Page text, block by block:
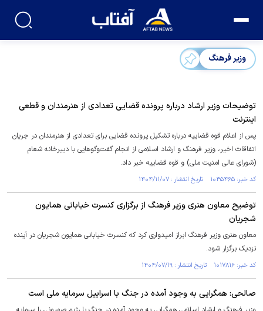
وزیر فرهنگ
توضیحات وزیر ارشاد درباره پرونده قضایی تعدادی از هنرمندان و قطعی
اینترنت
پس از اعلام قوه قضاییه درباره تشکیل پرونده قضایی برای تعدادی از هنرمندان در جریان
اتفاقات اخیر، وزیر فرهنگ و ارشاد اسلامی از انجام گفت‌و‌گو‌هایی با دبیرخانه شعام
(شورای عالی امنیت ملی) و قوه قضاییه خبر داد.
کد خبر: ۱۰۳۵۴۶۵ تاریخ انتشار : ۱۴۰۴/۱۱/۰۷
توضیح معاون هنری وزیر فرهنگ از برگزاری کنسرت خیابانی همایون
شجریان
معاون هنری وزیر فرهنگ ابراز امیدواری کرد که کنسرت خیابانی همایون شجریان در آینده
نزدیک برگزار شود.
کد خبر: ۱۰۱۷۸۱۶ تاریخ انتشار : ۱۴۰۴/۰۷/۱۹
صالحی: همگرایی به وجود آمده در جنگ با اسراییل سرمایه ملی است